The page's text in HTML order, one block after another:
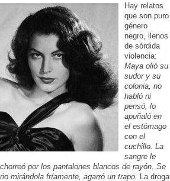
Hay relatos
que son puro
género
negro, llenos
de sórdida
violencia:
Maya olió su
sudor y su
colonia, no
habló ni
pensó, lo
apuñaló en
el estómago
con el
cuchillo. La
sangre le
chorreó por los pantalones blancos de rayón. Se
rio mirándola fríamente, agarró un trapo. La droga